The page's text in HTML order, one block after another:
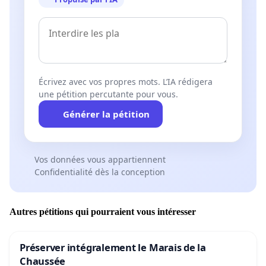
Écrivez avec vos propres mots. L’IA rédigera
une pétition percutante pour vous.
Générer la pétition
Vos données vous appartiennent
Confidentialité dès la conception
Autres pétitions qui pourraient vous intéresser
Préserver intégralement le Marais de la
Chaussée